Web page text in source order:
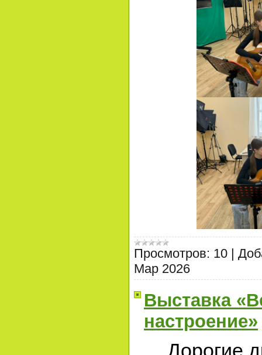
Просмотров: 10 |
Мар 2026
Выставка
настроение»
Дорогие